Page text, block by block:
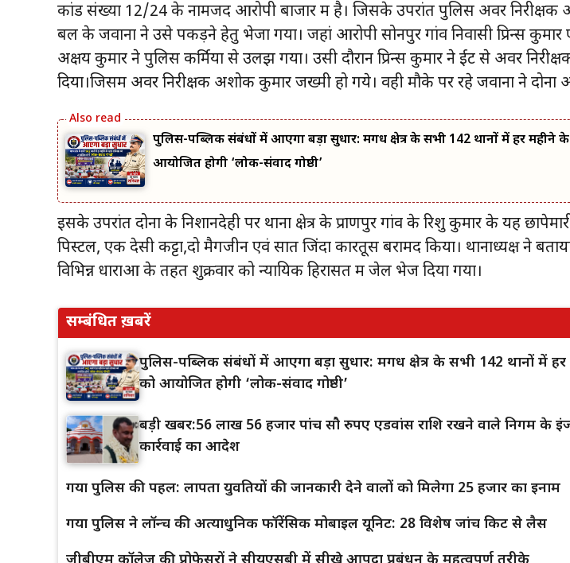
कांड संख्या 12/24 के नामजद आरोपी बाजार में है। जिसके उपरांत पुलिस अवर निरीक्षक
बल के जवानों ने उसे पकड़ने हेतु भेजा गया। जहां आरोपी सोनपुर गांव निवासी प्रिन्स कुमार
अक्षय कुमार ने पुलिस कर्मियों से उलझ गया। उसी दौरान प्रिन्स कुमार ने ईट से अवर
दिया।जिसमें अवर निरीक्षक अशोक कुमार जख्मी हो गये। वही मौके पर रहे जवानों ने दोनों
पुलिस-पब्लिक संबंधों में आएगा बड़ा सुधार: मगध क्षेत्र के सभी 142 थानों में हर महीने
आयोजित होगी ‘लोक-संवाद गोष्ठी’
इसके उपरांत दोनों के निशानदेही पर थाना क्षेत्र के प्राणपुर गांव के रिशु कुमार के यह
पिस्टल, एक देसी कट्टा,दो मैगजीन एवं सात जिंदा कारतूस बरामद किया। थानाध्यक्ष ने
विभिन्न धाराओं के तहत शुक्रवार को न्यायिक हिरासत में जेल भेज दिया गया।
सम्बंधित ख़बरें
पुलिस-पब्लिक संबंधों में आएगा बड़ा सुधार: मगध क्षेत्र के सभी 142 थानों में
को आयोजित होगी ‘लोक-संवाद गोष्ठी’
बड़ी खबर:56 लाख 56 हजार पांच सौ रुपए एडवांस राशि रखने वाले निगम के
कार्रवाई का आदेश
गया पुलिस की पहल: लापता युवतियों की जानकारी देने वालों को मिलेगा 25 हजार का इनाम
गया पुलिस ने लॉन्च की अत्याधुनिक फॉरेंसिक मोबाइल यूनिट: 28 विशेष जांच किट से लैस